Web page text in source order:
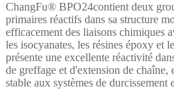
ChangFu® BPO24contient deux
primaires réactifs dans sa structure
efficacement des liaisons chimiques
les isocyanates, les résines époxy et
présente une excellente réactivité
de greffage et d'extension de chaîne,
stable aux systèmes de